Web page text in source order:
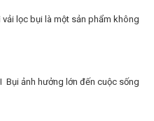
vải lọc bụi là một sản phẩm không
Bụi ảnh hưởng lớn đến cuộc sống